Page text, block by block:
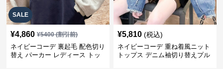
SALE
¥4,860 ¥5400(割引前)
ネイビーコーデ 裏起毛 配色切り
替え パーカー レディース トッ
¥5,810 (税込)
ネイビーコーデ 重ね着風ニット
トップス デニム袖切り替えプル